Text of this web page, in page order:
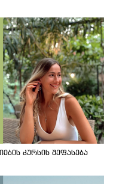
კურსის შეფასება